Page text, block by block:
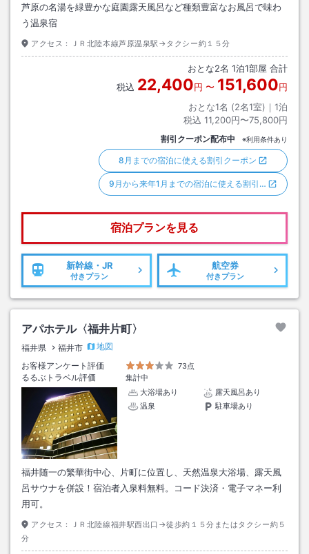
芦原の名湯を緑豊かな庭園露天風呂など種類豊富なお風呂で味わ
う温泉宿
アクセス： ＪＲ北陸本線芦原温泉駅→タクシー約１５分
おとな2名 1泊1部屋 合計
税込 22,400円 〜 151,600円
おとな1名 (2名1室)｜ 1泊
税込 11,200円〜75,800円
割引クーポン配布中 ※利用条件あり
8月までの宿泊に使える割引クーポン
9月から来年1月までの宿泊に使える割引…
宿泊プランを見る
新幹線・JR
付きプラン
航空券
付きプラン
アパホテル〈福井片町〉
福井県 福井市
地図
お客様アンケート評価
73点
るるぶトラベル評価
集計中
大浴場あり
露天風呂あり
温泉
駐車場あり
福井随一の繁華街中心、片町に位置し、天然温泉大浴場、露天風
呂サウナを併設！宿泊者入泉料無料。コード決済・電子マネー利
用可。
アクセス：
ＪＲ北陸線福井駅西出口→徒歩約１５分またはタクシー約５
分